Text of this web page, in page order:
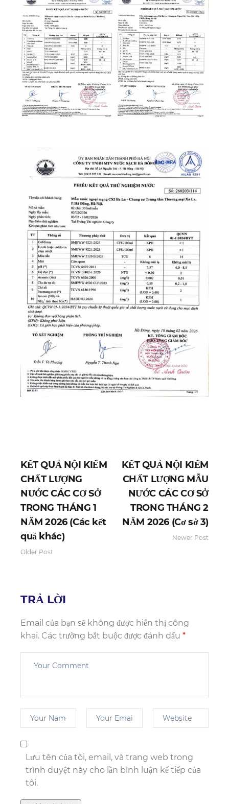
KẾT QUẢ NỘI KIỂM
CHẤT LƯỢNG
NƯỚC CÁC CƠ SỞ
TRONG THÁNG 1
NĂM 2026 (Các kết
quả khác)
Older Post
KẾT QUẢ NỘI KIỂM
CHẤT LƯỢNG MẪU
NƯỚC CÁC CƠ SỞ
TRONG THÁNG 2
NĂM 2026 (Cơ sở 3)
Newer Post
TRẢ LỜI
Email của bạn sẽ không được hiển thị công
khai. Các trường bắt buộc được đánh dấu *
Lưu tên của tôi, email, và trang web trong
trình duyệt này cho lần bình luận kế tiếp của
tôi.